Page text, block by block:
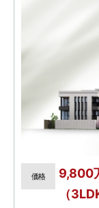
価格
9,800
（